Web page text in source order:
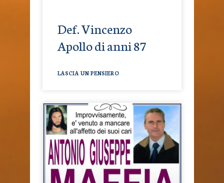
Def. Vincenzo
Apollo di anni 87
LASCIA UN PENSIERO